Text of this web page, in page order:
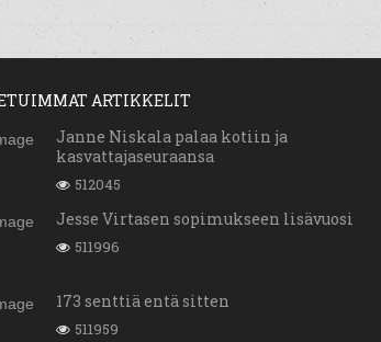
ARTIKKELIT
Janne Niskala palaa kotiin ja
kasvattajaseuraansa
512045
Jesse Virtasen sopimukseen lisävuosi
511996
173 senttiä entä sitten
511959